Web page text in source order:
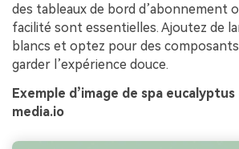
des tableaux de bord d’abonnement
facilité sont essentielles. Ajoutez de
blancs et optez pour des
garder l’expérience douce.
Exemple d’image de spa
media.io